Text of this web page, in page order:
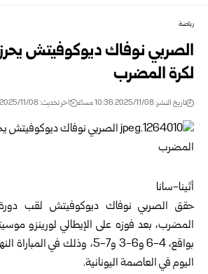
رياضة
الصربي نوفاك ديوكوفيتش يحرز
لكرة المضرب
تاريخ النشر: 2025/11/08 10:36 مساءً اخر تحديث: 2025/11/08 10:36 مساءً
أثينا-سانا
حقق الصربي نوفاك ديوكوفيتش لقب دورة
المضرب، بعد فوزه على الإيطالي لورينزو
بواقع، 4-6 و6-3 و7-5، وذلك في
اليوم في العاصمة اليونانية.